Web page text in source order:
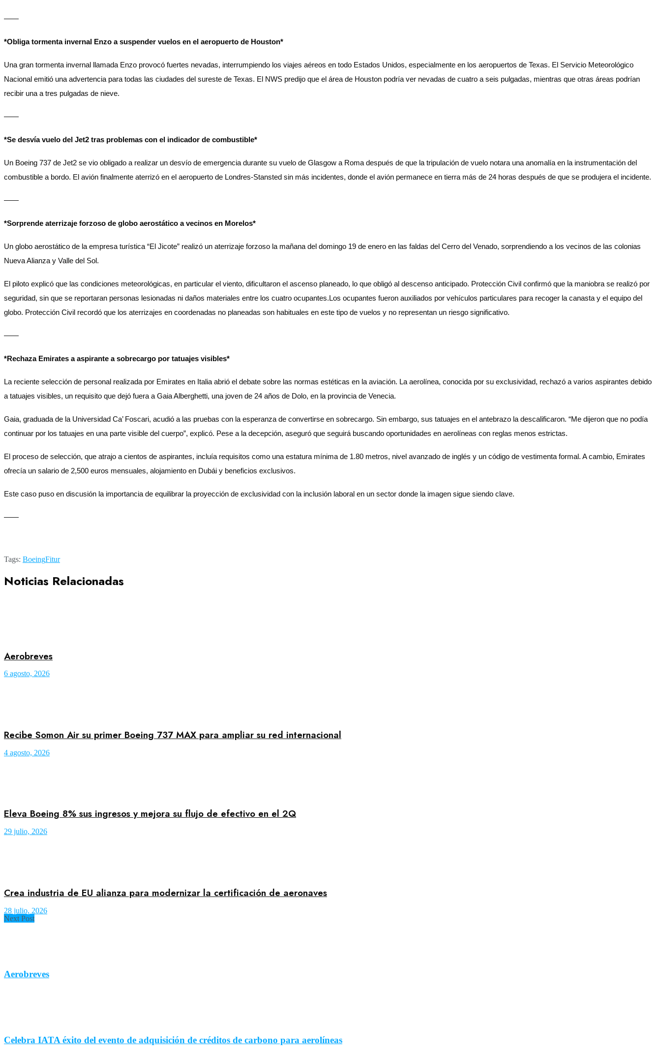
——
*Obliga tormenta invernal Enzo a suspender vuelos en el aeropuerto de Houston*
Una gran tormenta invernal llamada Enzo provocó fuertes nevadas, interrumpiendo los viajes aéreos en todo Estados Unidos, especialmente en los aeropuertos de Texas. El Servicio Meteorológico
Nacional emitió una advertencia para todas las ciudades del sureste de Texas. El NWS predijo que el área de Houston podría ver nevadas de cuatro a seis pulgadas, mientras que otras áreas podrían
recibir una a tres pulgadas de nieve.
——
*Se desvía vuelo del Jet2 tras problemas con el indicador de combustible*
Un Boeing 737 de Jet2 se vio obligado a realizar un desvío de emergencia durante su vuelo de Glasgow a Roma después de que la tripulación de vuelo notara una anomalía en la instrumentación del
combustible a bordo. El avión finalmente aterrizó en el aeropuerto de Londres-Stansted sin más incidentes, donde el avión permanece en tierra más de 24 horas después de que se produjera el incidente.
——
*Sorprende aterrizaje forzoso de globo aerostático a vecinos en Morelos*
Un globo aerostático de la empresa turística “El Jicote” realizó un aterrizaje forzoso la mañana del domingo 19 de enero en las faldas del Cerro del Venado, sorprendiendo a los vecinos de las colonias
Nueva Alianza y Valle del Sol.
El piloto explicó que las condiciones meteorológicas, en particular el viento, dificultaron el ascenso planeado, lo que obligó al descenso anticipado. Protección Civil confirmó que la maniobra se realizó por
seguridad, sin que se reportaran personas lesionadas ni daños materiales entre los cuatro ocupantes.Los ocupantes fueron auxiliados por vehículos particulares para recoger la canasta y el equipo del
globo. Protección Civil recordó que los aterrizajes en coordenadas no planeadas son habituales en este tipo de vuelos y no representan un riesgo significativo.
——
*Rechaza Emirates a aspirante a sobrecargo por tatuajes visibles*
La reciente selección de personal realizada por Emirates en Italia abrió el debate sobre las normas estéticas en la aviación. La aerolínea, conocida por su exclusividad, rechazó a varios aspirantes debido
a tatuajes visibles, un requisito que dejó fuera a Gaia Alberghetti, una joven de 24 años de Dolo, en la provincia de Venecia.
Gaia, graduada de la Universidad Ca’ Foscari, acudió a las pruebas con la esperanza de convertirse en sobrecargo. Sin embargo, sus tatuajes en el antebrazo la descalificaron. “Me dijeron que no podía
continuar por los tatuajes en una parte visible del cuerpo”, explicó. Pese a la decepción, aseguró que seguirá buscando oportunidades en aerolíneas con reglas menos estrictas.
El proceso de selección, que atrajo a cientos de aspirantes, incluía requisitos como una estatura mínima de 1.80 metros, nivel avanzado de inglés y un código de vestimenta formal. A cambio, Emirates
ofrecía un salario de 2,500 euros mensuales, alojamiento en Dubái y beneficios exclusivos.
Este caso puso en discusión la importancia de equilibrar la proyección de exclusividad con la inclusión laboral en un sector donde la imagen sigue siendo clave.
——
Tags: BoeingFitur
Noticias Relacionadas
Aerobreves
6 agosto, 2026
Recibe Somon Air su primer Boeing 737 MAX para ampliar su red internacional
4 agosto, 2026
Eleva Boeing 8% sus ingresos y mejora su flujo de efectivo en el 2Q
29 julio, 2026
Crea industria de EU alianza para modernizar la certificación de aeronaves
28 julio, 2026
Next Post
Aerobreves
Celebra IATA éxito del evento de adquisición de créditos de carbono para aerolíneas